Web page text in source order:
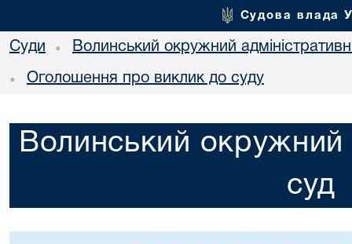
Судова влада
Суди • Волинський окружний
• Оголошення про виклик до суду
Волинський окружний
суд